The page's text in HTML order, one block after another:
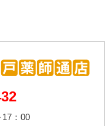
17：00